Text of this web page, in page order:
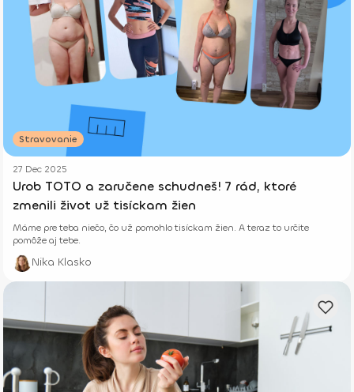
Stravovanie
27 Dec 2025
Urob TOTO a zaručene schudneš! 7 rád, ktoré
zmenili život už tisíckam žien
Máme pre teba niečo, čo už pomohlo tisíckam žien. A teraz to určite
pomôže aj tebe.
Nika Klasko